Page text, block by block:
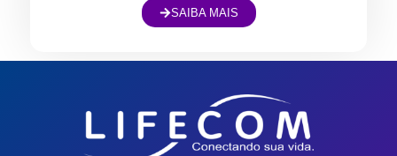
SAIBA MAIS